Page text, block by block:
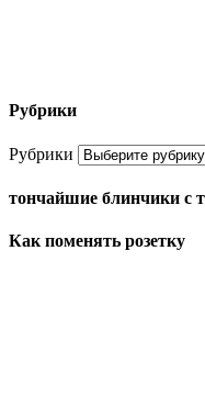
Рубрики
Рубрики
тончайшие блинчики с
Как поменять розетку